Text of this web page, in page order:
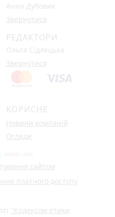
Анна Дубовик
Звернутися
РЕДАКТОРИ
Ольга Сідлецька
Звернутися
КОРИСНЕ
Новини компаній
Огляди
сайтом
платного доступу
"Кодексом етики